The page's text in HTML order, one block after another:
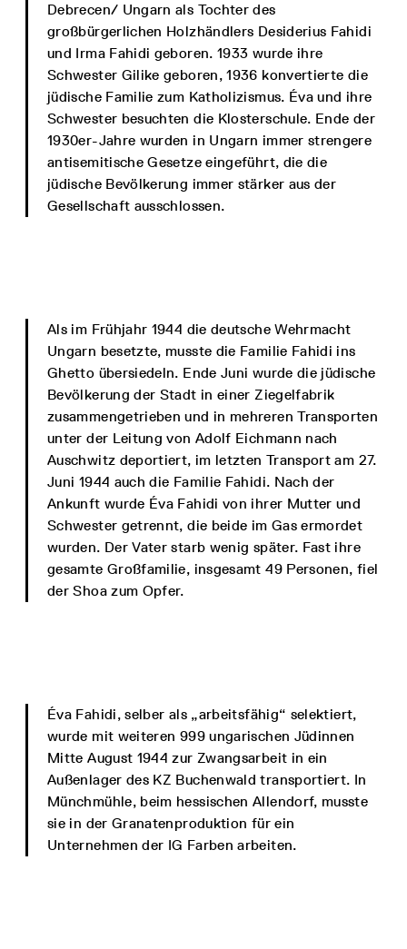
Debrecen/ Ungarn als Tochter des
großbürgerlichen Holzhändlers Desiderius Fahidi
und Irma Fahidi geboren. 1933 wurde ihre
Schwester Gilike geboren, 1936 konvertierte die
jüdische Familie zum Katholizismus. Éva und ihre
Schwester besuchten die Klosterschule. Ende der
1930er-Jahre wurden in Ungarn immer strengere
antisemitische Gesetze eingeführt, die die
jüdische Bevölkerung immer stärker aus der
Gesellschaft ausschlossen.
Als im Frühjahr 1944 die deutsche Wehrmacht
Ungarn besetzte, musste die Familie Fahidi ins
Ghetto übersiedeln. Ende Juni wurde die jüdische
Bevölkerung der Stadt in einer Ziegelfabrik
zusammengetrieben und in mehreren Transporten
unter der Leitung von Adolf Eichmann nach
Auschwitz deportiert, im letzten Transport am 27.
Juni 1944 auch die Familie Fahidi. Nach der
Ankunft wurde Éva Fahidi von ihrer Mutter und
Schwester getrennt, die beide im Gas ermordet
wurden. Der Vater starb wenig später. Fast ihre
gesamte Großfamilie, insgesamt 49 Personen, fiel
der Shoa zum Opfer.
Éva Fahidi, selber als „arbeitsfähig“ selektiert,
wurde mit weiteren 999 ungarischen Jüdinnen
Mitte August 1944 zur Zwangsarbeit in ein
Außenlager des KZ Buchenwald transportiert. In
Münchmühle, beim hessischen Allendorf, musste
sie in der Granatenproduktion für ein
Unternehmen der IG Farben arbeiten.